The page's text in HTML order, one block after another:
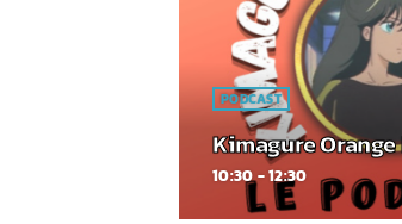
PODCAST
Kimagure Orange
10:30 - 12:30